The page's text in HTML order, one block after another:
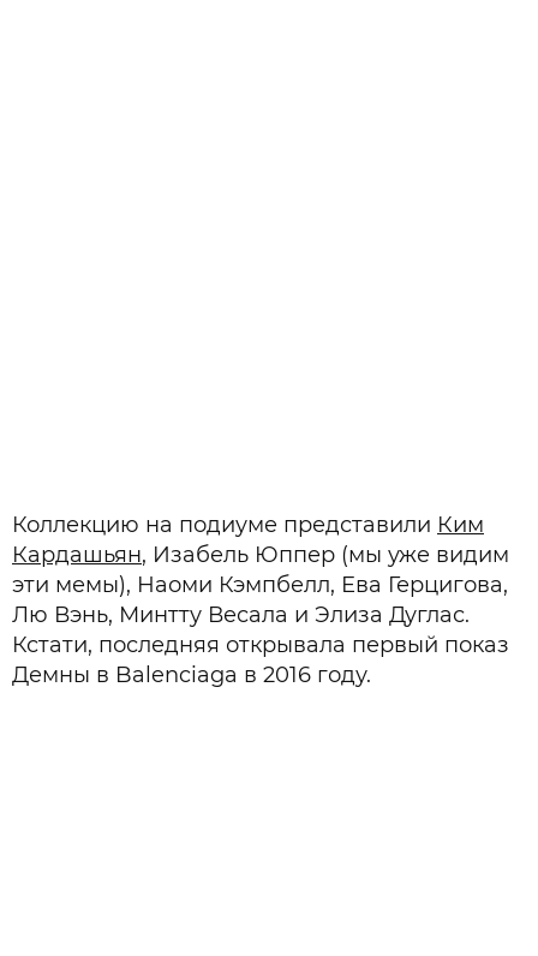
Коллекцию на подиуме представили Ким
Кардашьян, Изабель Юппер (мы уже видим
эти мемы), Наоми Кэмпбелл, Ева Герцигова,
Лю Вэнь, Минтту Весала и Элиза Дуглас.
Кстати, последняя открывала первый показ
Демны в Balenciaga в 2016 году.